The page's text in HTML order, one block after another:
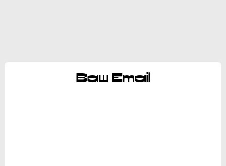
Ваш Email